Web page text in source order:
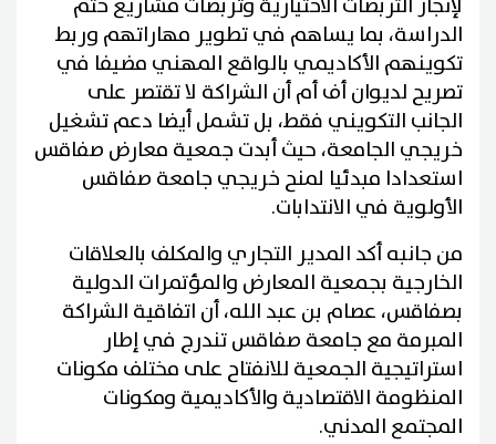
الدراسة، بما يساهم في تطوير مهاراتهم وربط
تكوينهم الأكاديمي بالواقع المهني مضيفا في
تصريح لديوان أف أم أن الشراكة لا تقتصر على
الجانب التكويني فقط، بل تشمل أيضا دعم تشغيل
خريجي الجامعة، حيث أبدت جمعية معارض صفاقس
استعدادا مبدئيا لمنح خريجي جامعة صفاقس
الأولوية في الانتدابات.
من جانبه أكد المدير التجاري والمكلف بالعلاقات
الخارجية بجمعية المعارض والمؤتمرات الدولية
بصفاقس، عصام بن عبد الله، أن اتفاقية الشراكة
المبرمة مع جامعة صفاقس تندرج في إطار
استراتيجية الجمعية للانفتاح على مختلف مكونات
المنظومة الاقتصادية والأكاديمية ومكونات
المجتمع المدني.